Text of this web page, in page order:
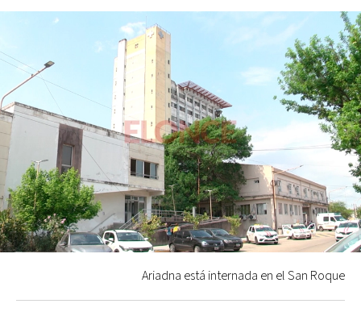
Ariadna está internada en el San Roque